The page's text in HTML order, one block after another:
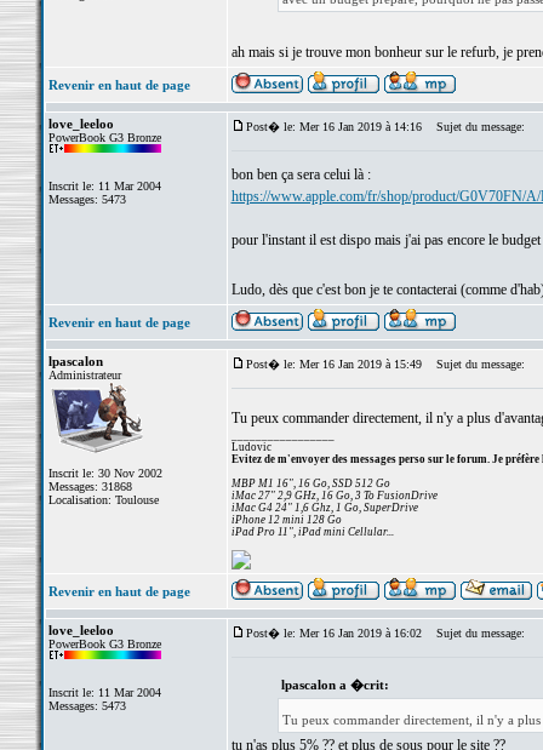
ah mais si je trouve mon bonheur sur le refurb, je
Revenir en haut de page
love_leeloo
PowerBook G3 Bronze
Inscrit le: 11 Mar 2004
Messages: 5473
Post� le: Mer 16 Jan 2019 à 14:16 Sujet du message:
bon ben ça sera celui là :
https://www.apple.com/fr/shop/product/G0V70FN/
pour l'instant il est dispo mais j'ai pas encore le
Ludo, dès que c'est bon je te contacterai (comme
Revenir en haut de page
lpascalon
Administrateur
Inscrit le: 30 Nov 2002
Messages: 31868
Localisation: Toulouse
Post� le: Mer 16 Jan 2019 à 15:49 Sujet du message:
Tu peux commander directement, il n'y a plus
Ludovic
Evitez de m'envoyer des messages perso sur le forum. Je préfère
MBP M1 16", 16 Go, SSD 512 Go
iMac 27" 2,9 GHz, 16 Go, 3 To FusionDrive
iMac G4 24" 1,6 Ghz, 1 Go, SuperDrive
iPhone 12 mini 128 Go
iPad Pro 11", iPad mini Cellular...
Revenir en haut de page
love_leeloo
PowerBook G3 Bronze
Inscrit le: 11 Mar 2004
Messages: 5473
Post� le: Mer 16 Jan 2019 à 16:02 Sujet du message:
lpascalon a �crit:
Tu peux commander directement, il n'y a
tu n'as plus 5% ?? et plus de sous pour le site ??